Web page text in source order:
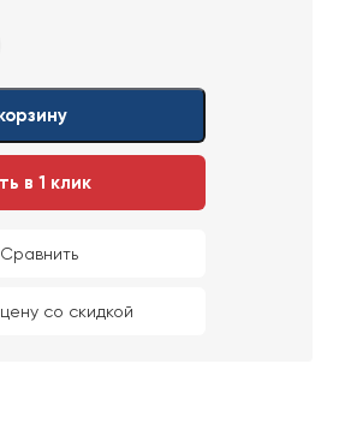
будут переданы третьим
лицам
в 1 клик
Сравнить
цену со скидкой